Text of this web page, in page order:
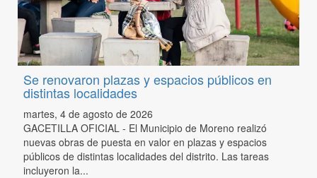
Se renovaron plazas y espacios públicos en
distintas localidades
martes, 4 de agosto de 2026
GACETILLA OFICIAL - El Municipio de Moreno realizó
nuevas obras de puesta en valor en plazas y espacios
públicos de distintas localidades del distrito. Las tareas
incluyeron la...